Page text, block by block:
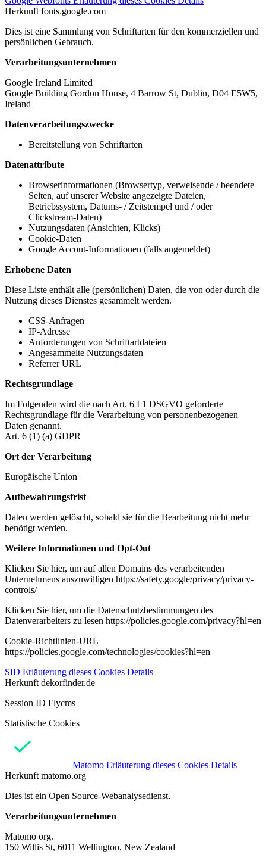
Herkunft fonts.google.com
Dies ist eine Sammlung von Schriftarten für den kommerziellen und
persönlichen Gebrauch.
Verarbeitungsunternehmen
Google Ireland Limited
Google Building Gordon House, 4 Barrow St, Dublin, D04 E5W5,
Ireland
Datenverarbeitungszwecke
Bereitstellung von Schriftarten
Datenattribute
Browserinformationen (Browsertyp, verweisende / beendete
Seiten, auf unserer Website angezeigte Dateien,
Betriebssystem, Datums- / Zeitstempel und / oder
Clickstream-Daten)
Nutzungsdaten (Ansichten, Klicks)
Cookie-Daten
Google Accout-Informationen (falls angemeldet)
Erhobene Daten
Diese Liste enthält alle (persönlichen) Daten, die von oder durch die
Nutzung dieses Dienstes gesammelt werden.
CSS-Anfragen
IP-Adresse
Anforderungen von Schriftartdateien
Angesammelte Nutzungsdaten
Referrer URL
Rechtsgrundlage
Im Folgenden wird die nach Art. 6 I 1 DSGVO geforderte
Rechtsgrundlage für die Verarbeitung von personenbezogenen
Daten genannt.
Art. 6 (1) (a) GDPR
Ort der Verarbeitung
Europäische Union
Aufbewahrungsfrist
Daten werden gelöscht, sobald sie für die Bearbeitung nicht mehr
benötigt werden.
Weitere Informationen und Opt-Out
Klicken Sie hier, um auf allen Domains des verarbeitenden
Unternehmens auszuwilligen https://safety.google/privacy/privacy-
controls/
Klicken Sie hier, um die Datenschutzbestimmungen des
Datenverarbeiters zu lesen https://policies.google.com/privacy?hl=en
Cookie-Richtlinien-URL
https://policies.google.com/technologies/cookies?hl=en
SID Erläuterung dieses Cookies Details
Herkunft dekorfinder.de
Session ID Flycms
Statistische Cookies
Matomo Erläuterung dieses Cookies Details
Herkunft matomo.org
Dies ist ein Open Source-Webanalysedienst.
Verarbeitungsunternehmen
Matomo org.
150 Willis St, 6011 Wellington, New Zealand